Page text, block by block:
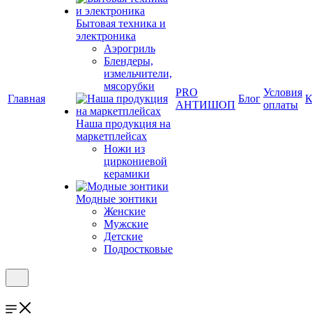
Главная
Бытовая техника и
электроника
Аэрогриль
Блендеры,
измельчители,
мясорубки
Наша продукция на
маркетплейсах
Ножи из
циркониевой
керамики
Модные зонтики
Женские
Мужские
Детские
Подростковые
PRO
АНТИШОП
Блог
Условия
оплаты